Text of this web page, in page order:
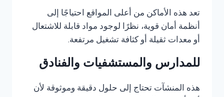
تعد هذه الأماكن من أعلى المواقع احتياجًا إلى
أنظمة أمان قوية، نظرًا لوجود مواد قابلة للاشتعال
أو معدات ثقيلة أو كثافة تشغيل مرتفعة.
للمدارس والمستشفيات والفنادق
هذه المنشآت تحتاج إلى حلول دقيقة وموثوقة لأن